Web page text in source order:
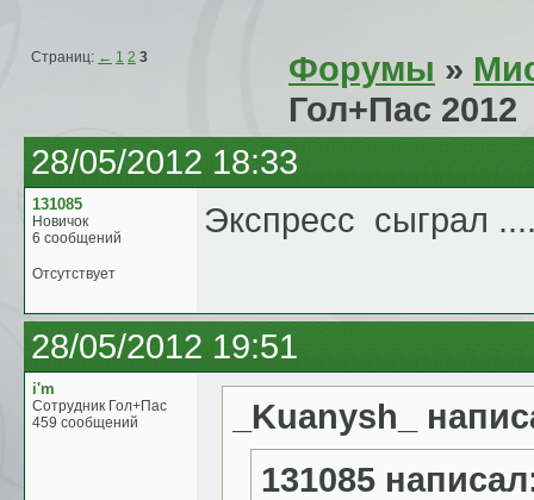
Страниц: ← 1 2 3 Форумы »
Гол+Пас 2012
28/05/2012 18:33
131085
Новичок
6 сообщений
Экспресс сыграл
Отсутствует
28/05/2012 19:51
i'm
Сотрудник Гол+Пас
459 сообщений
_Kuanysh_
131085